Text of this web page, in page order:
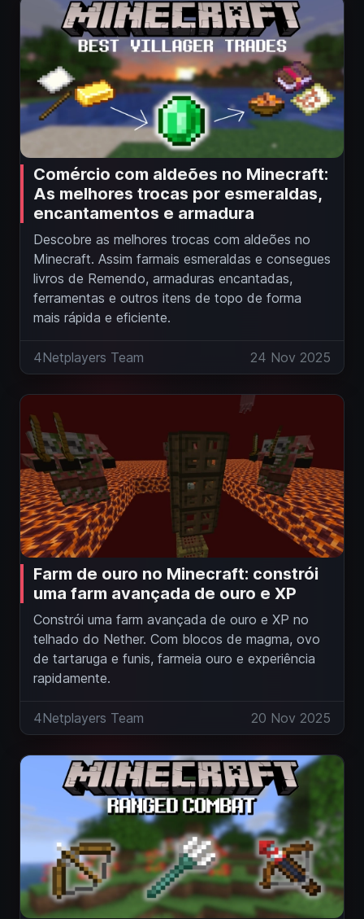
Comércio com aldeões no Minecraft:
As melhores trocas por esmeraldas,
encantamentos e armadura
Descobre as melhores trocas com aldeões no
Minecraft. Assim farmais esmeraldas e consegues
livros de Remendo, armaduras encantadas,
ferramentas e outros itens de topo de forma
mais rápida e eficiente.
4Netplayers Team 24 Nov 2025
Farm de ouro no Minecraft: constrói
uma farm avançada de ouro e XP
Constrói uma farm avançada de ouro e XP no
telhado do Nether. Com blocos de magma, ovo
de tartaruga e funis, farmeia ouro e experiência
rapidamente.
4Netplayers Team 20 Nov 2025